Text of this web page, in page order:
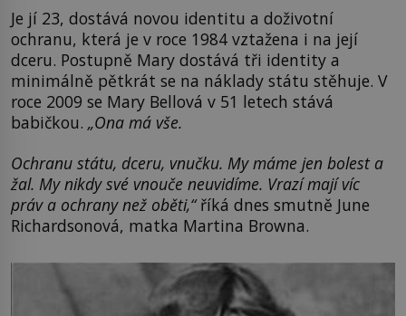
Je jí 23, dostává novou identitu a doživotní
ochranu, která je v roce 1984 vztažena i na její
dceru. Postupně Mary dostává tři identity a
minimálně pětkrát se na náklady státu stěhuje. V
roce 2009 se Mary Bellová v 51 letech stává
babičkou. „Ona má vše.
Ochranu státu, dceru, vnučku. My máme jen bolest a
žal. My nikdy své vnouče neuvidíme. Vrazí mají víc
práv a ochrany než oběti,“říká dnes smutně June
Richardsonová, matka Martina Browna.